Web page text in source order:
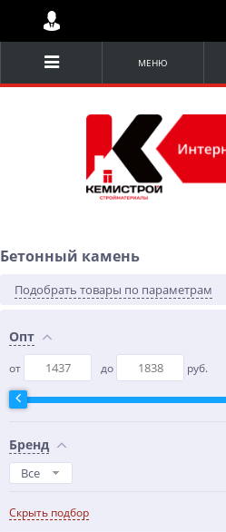
МЕНЮ
Бетонный камень
Подобрать товары по параметрам
Опт
от до руб.
Бренд
Все
Скрыть подбор